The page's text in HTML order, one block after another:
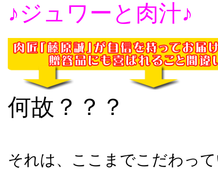
♪ジュワーと肉汁♪
何故？？？
それは、ここまでこだわっ